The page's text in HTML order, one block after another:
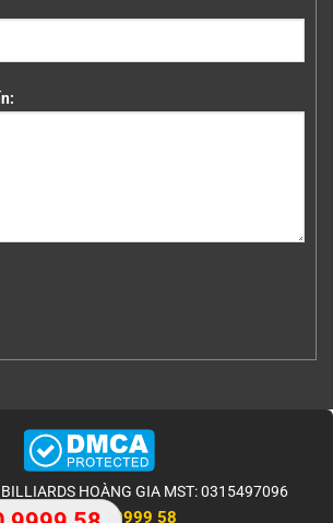
HOÀNG GIA MST: 0315497096
HOTLINE: 1900 9999 58